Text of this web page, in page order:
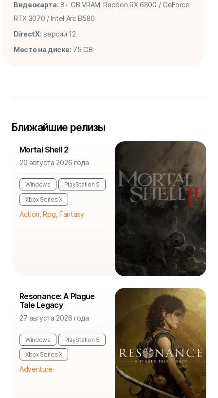
Видеокарта: 8+ GB VRAM; Radeon RX 6800 / GeForce
RTX 3070 / Intel Arc B580
DirectX: версии 12
Место на диске: 75 GB
Ближайшие релизы
Mortal Shell 2
20 августа 2026 года
Windows PlayStation 5
Xbox Series X
Action ,Rpg Fantasy
Resonance: A Plague
Tale Legacy
27 августа 2026 года
Windows PlayStation 5
Xbox Series X
Adventure